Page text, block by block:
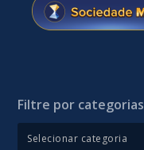
Filtre por categorias